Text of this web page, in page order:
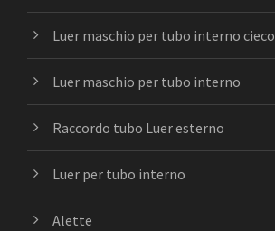
Luer maschio per tubo interno cieco
Luer maschio per tubo interno
Raccordo tubo Luer esterno
Luer per tubo interno
Alette